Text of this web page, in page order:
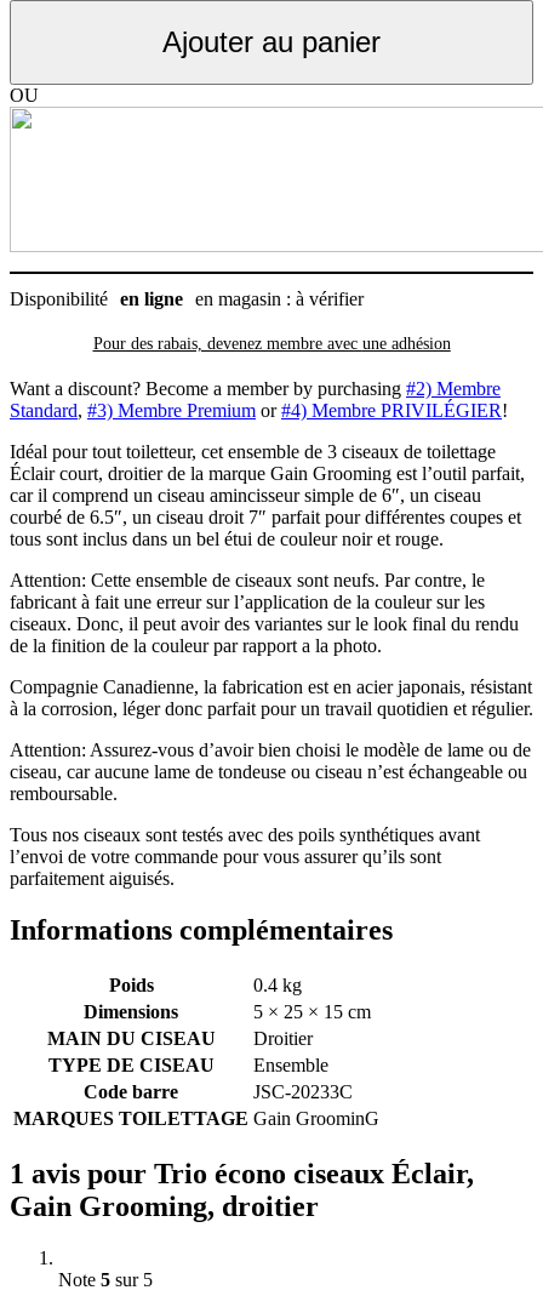
écono
Grooming,
droitier
Ajouter au panier
OU
Disponibilité en ligne en magasin : à vérifier
Pour des rabais, devenez membre avec une adhésion
Want a discount? Become a member by purchasing #2) Membre
Standard, #3) Membre Premium or#4) Membre PRIVILÉGIER!
Idéal pour tout toiletteur, cet ensemble de 3 ciseaux de toilettage
Éclair court, droitier de la marque Gain Grooming est l’outil parfait,
car il comprend un ciseau amincisseur simple de 6″, un ciseau
courbé de 6.5″, un ciseau droit 7″ parfait pour différentes coupes et
tous sont inclus dans un bel étui de couleur noir et rouge.
Attention: Cette ensemble de ciseaux sont neufs. Par contre, le
fabricant à fait une erreur sur l’application de la couleur sur les
ciseaux. Donc, il peut avoir des variantes sur le look final du rendu
de la finition de la couleur par rapport a la photo.
Compagnie Canadienne, la fabrication est en acier japonais, résistant
à la corrosion, léger donc parfait pour un travail quotidien et régulier.
Attention: Assurez-vous d’avoir bien choisi le modèle de lame ou de
ciseau, car aucune lame de tondeuse ou ciseau n’est échangeable ou
remboursable.
Tous nos ciseaux sont testés avec des poils synthétiques avant
l’envoi de votre commande pour vous assurer qu’ils sont
parfaitement aiguisés.
Informations complémentaires
Poids
0.4 kg
Dimensions
5 × 25 × 15 cm
MAIN DU CISEAU
Droitier
TYPE DE CISEAU
Ensemble
Code barre
JSC-20233C
MARQUES TOILETTAGE Gain GroominG
1 avis pour Trio écono ciseaux Éclair,
Gain Grooming, droitier
Note 5 sur 5